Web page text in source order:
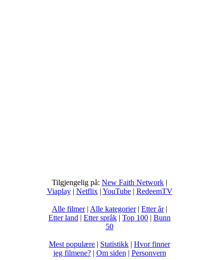
Tilgjengelig på: New Faith Network |
Viaplay| Netflix| YouTube| RedeemTV
Alle filmer| Alle kategorier| Etter år|
Etter land | Etter språk | Top 100 | Bunn
50
Mest populære | Statistikk | Hvor finner
jeg filmene?| Om siden | Personvern